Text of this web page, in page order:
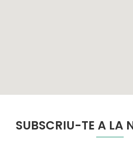
SUBSCRIU-TE A LA